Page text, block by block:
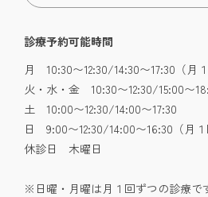
診療予約可能時間
月 10:30〜12:30/14:30〜17:30（月１
火・水・金 10:30〜12:30/15:00〜
土 10:00〜12:30/14:00〜17:30
日 9:00〜12:30/14:00〜16:30（月１
休診日 木曜日
※日曜・月曜は月１回ずつの診療で